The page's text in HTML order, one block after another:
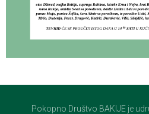
Pokopno Društvo BAKIJE je